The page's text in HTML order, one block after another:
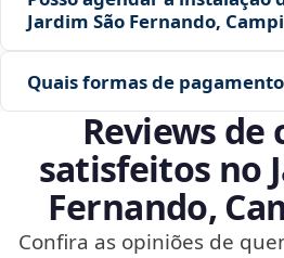
Jardim São Fernando,
Quais formas de
Reviews de
satisfeitos no
Fernando,
Confira as opiniões de